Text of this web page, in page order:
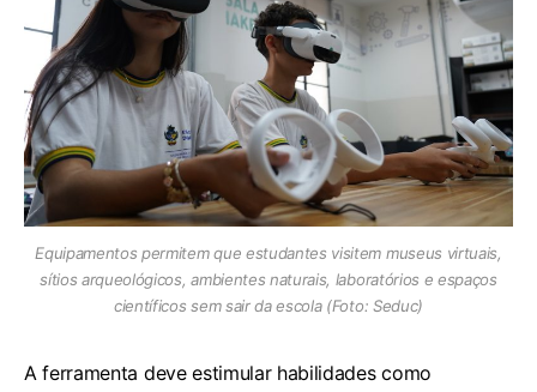
Equipamentos permitem que estudantes visitem museus virtuais,
sítios arqueológicos, ambientes naturais, laboratórios e espaços
científicos sem sair da escola (Foto: Seduc)
A ferramenta deve estimular habilidades como